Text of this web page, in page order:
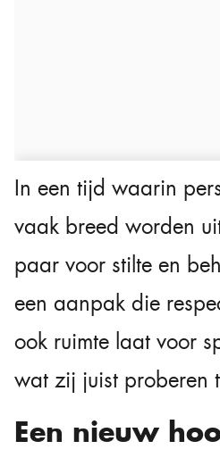
In een tijd waarin
vaak breed worden
paar voor stilte en
een aanpak die
ook ruimte laat voor
wat zij juist proberen
Een nieuw